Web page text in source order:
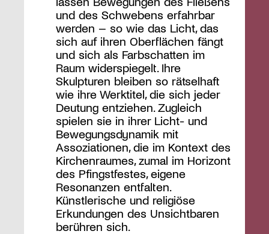
und des Schwebens erfahrbar
werden – so wie das Licht, das
sich auf ihren Oberflächen fängt
und sich als Farbschatten im
Raum widerspiegelt. Ihre
Skulpturen bleiben so rätselhaft
wie ihre Werktitel, die sich jeder
Deutung entziehen. Zugleich
spielen sie in ihrer Licht- und
Bewegungsdynamik mit
Assoziationen, die im Kontext des
Kirchenraumes, zumal im Horizont
des Pfingstfestes, eigene
Resonanzen entfalten.
Künstlerische und religiöse
Erkundungen des Unsichtbaren
berühren sich.